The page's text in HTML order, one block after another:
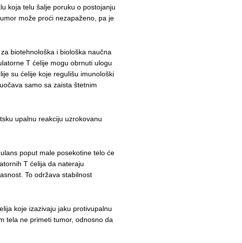
koja telu šalje poruku o postojanju
može proći nezapaženo, pa je
biotehnološka i biološka naučna
T ćelije mogu obrnuti ulogu
su ćelije koje regulišu imunološki
samo sa zaista štetnim
upalnu reakciju uzrokovanu
poput male posekotine telo će
T ćelija da nateraju
To održava stabilnost
koje izazivaju jaku protivupalnu
tela ne primeti tumor, odnosno da